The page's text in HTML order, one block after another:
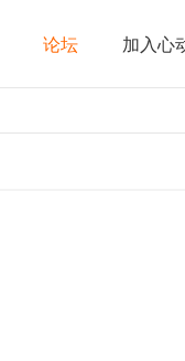
论坛 加入心